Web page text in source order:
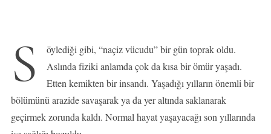
S
öylediği gibi, “naçiz vücudu” bir gün toprak oldu.
Aslında fiziki anlamda çok da kısa bir ömür yaşadı.
Etten kemikten bir insandı. Yaşadığı yılların önemli bir
bölümünü arazide savaşarak ya da yer altında saklanarak
geçirmek zorunda kaldı. Normal hayat yaşayacağı son yıllarında